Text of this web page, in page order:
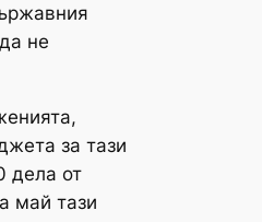
не
за тази
дела от
май тази